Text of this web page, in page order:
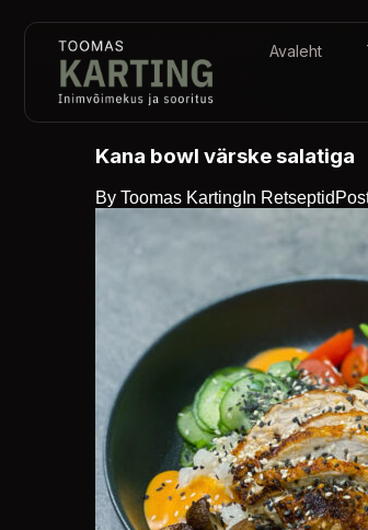
Avaleht
Kana bowl värske salatiga
By Toomas Karting In Retseptid